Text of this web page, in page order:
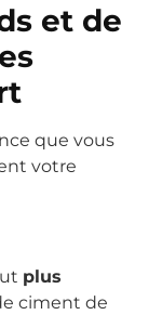
et de
que vous
votre
plus
ciment de